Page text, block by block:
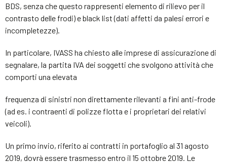
BDS, senza che questo rappresenti elemento di rilievo per il
contrasto delle frodi) e black list (dati affetti da palesi errori e
incompletezze).
In particolare, IVASS ha chiesto alle imprese di assicurazione di
segnalare, la partita IVA dei soggetti che svolgono attività che
comporti una elevata
frequenza di sinistri non direttamente rilevanti a fini anti-frode
(ad es. i contraenti di polizze flotta e i proprietari dei relativi
veicoli).
Un primo invio, riferito ai contratti in portafoglio al 31 agosto
2019, dovrà essere trasmesso entro il 15 ottobre 2019. Le